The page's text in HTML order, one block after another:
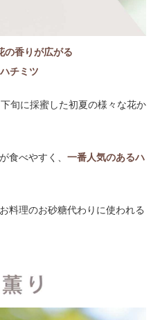
の香りが広がる
チミツ
旬に採蜜した初夏の様々な花か
食べやすく、 一番人気のあるハ
料理のお砂糖代わりに使われる